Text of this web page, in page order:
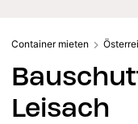
Container mieten
Leisach